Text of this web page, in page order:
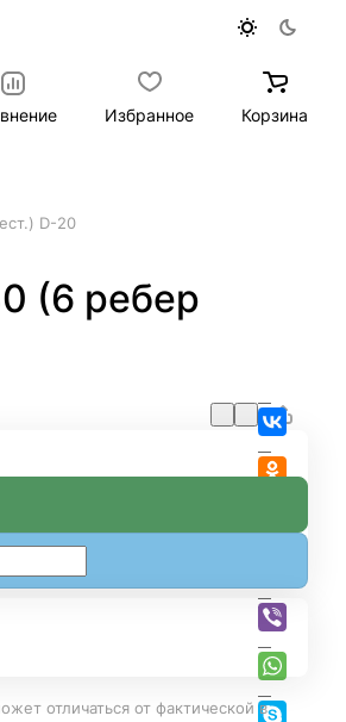
Избранное Корзина
D-20
(6 ребер
отличаться от фактической в